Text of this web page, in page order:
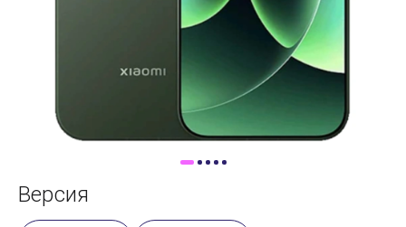
Самовывоз
Версия